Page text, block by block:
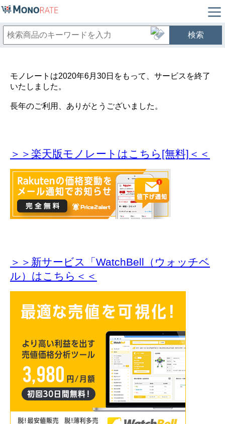
検索
モノレートは2020年6月30日をもって、サービスを終了
いたしました。
長年のご利用、ありがとうございました。
＞＞楽天版モノレートはこちら[無料]＜＜
＞＞新サービス「WatchBell（ウォッチベ
ル）はこちら＜＜